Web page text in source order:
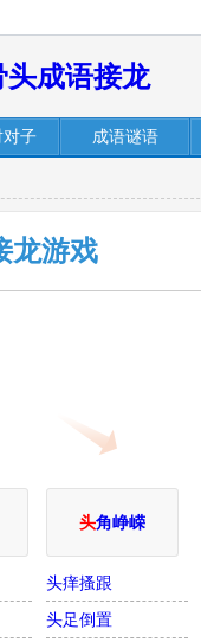
头成语接龙
对子 成语谜语
龙游戏
头角峥嵘
头痒搔跟
头足倒置